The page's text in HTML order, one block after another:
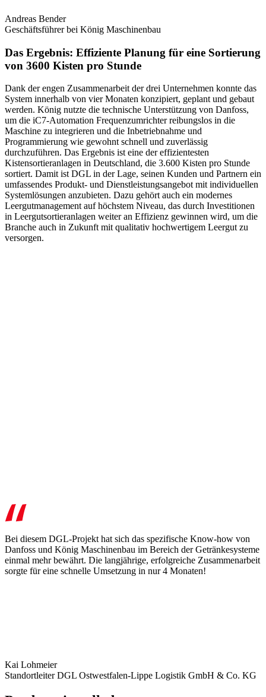
Andreas Bender
Geschäftsführer bei König Maschinenbau
Das Ergebnis: Effiziente Planung für eine Sortierung
von 3600 Kisten pro Stunde
Dank der engen Zusammenarbeit der drei Unternehmen konnte das
System innerhalb von vier Monaten konzipiert, geplant und gebaut
werden. König nutzte die technische Unterstützung von Danfoss,
um die iC7-Automation Frequenzumrichter reibungslos in die
Maschine zu integrieren und die Inbetriebnahme und
Programmierung wie gewohnt schnell und zuverlässig
durchzuführen. Das Ergebnis ist eine der effizientesten
Kistensortieranlagen in Deutschland, die 3.600 Kisten pro Stunde
sortiert. Damit ist DGL in der Lage, seinen Kunden und Partnern ein
umfassendes Produkt- und Dienstleistungsangebot mit individuellen
Systemlösungen anzubieten. Dazu gehört auch ein modernes
Leergutmanagement auf höchstem Niveau, das durch Investitionen
in Leergutsortieranlagen weiter an Effizienz gewinnen wird, um die
Branche auch in Zukunft mit qualitativ hochwertigem Leergut zu
versorgen.
Bei diesem DGL-Projekt hat sich das spezifische Know-how von
Danfoss und König Maschinenbau im Bereich der Getränkesysteme
einmal mehr bewährt. Die langjährige, erfolgreiche Zusammenarbeit
sorgte für eine schnelle Umsetzung in nur 4 Monaten!
Kai Lohmeier
Standortleiter DGL Ostwestfalen-Lippe Logistik GmbH & Co. KG